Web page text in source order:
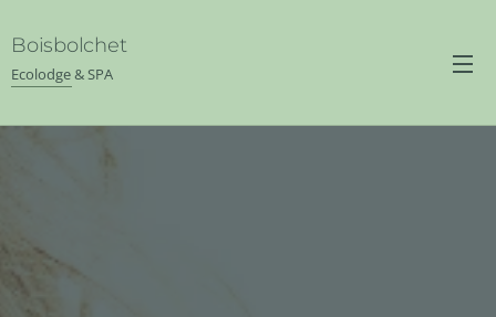
Boisbolchet
Ecolodge & SPA